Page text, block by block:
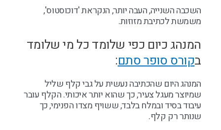
השכבה השנייה, העבה יותר, הנקראת 'דוכוסטוס',
משמשת לכתיבת מזוזות.
המנהג כיום כפי שלומד כל מי שלומד
בקורס סופר סתם:
המנהג היום שהכתיבה נעשית על גבי קלף שליל
שמיוצר מעגל צעיר, כך שהוא יותר איכותי. הקלף עובר
עיבוד בסיד ובמלח בלבד, ששויף מצדו הפנימי, כך
שנותר רק קלף.